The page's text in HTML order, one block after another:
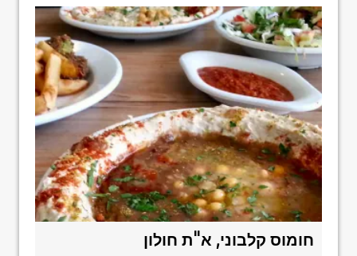
חומוס קלבוני, א"ת חולון